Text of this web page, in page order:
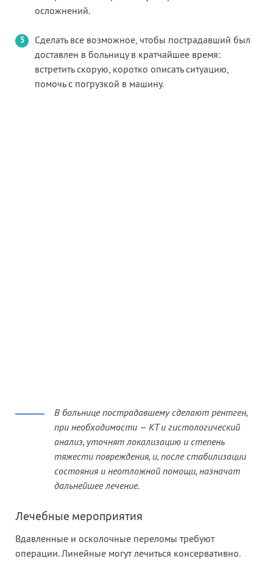
осложнений.
Сделать все возможное, чтобы пострадавший был
доставлен в больницу в кратчайшее время:
встретить скорую, коротко описать ситуацию,
помочь с погрузкой в машину.
В больнице пострадавшему сделают рентген,
при необходимости — КТ и гистологический
анализ, уточнят локализацию и степень
тяжести повреждения, и, после стабилизации
состояния и неотложной помощи, назначат
дальнейшее лечение.
Лечебные мероприятия
Вдавленные и осколочные переломы требуют
операции. Линейные могут лечиться консервативно.